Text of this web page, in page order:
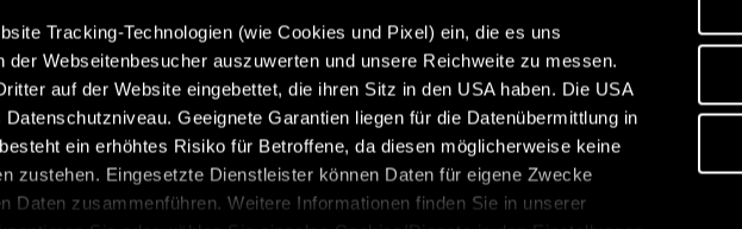
Tracking-Technologien (wie Cookies und Pixel) ein, die es uns
der Webseitenbesucher auszuwerten und unsere Reichweite zu messen.
auf der Website eingebettet, die ihren Sitz in den USA haben. Die USA
Geeignete Garantien liegen für die Datenübermittlung in
ein erhöhtes Risiko für Betroffene, da diesen möglicherweise keine
zustehen. Eingesetzte Dienstleister können Daten für eigene Zwecke
Daten zusammenführen. Weitere Informationen finden Sie in unserer
En savoir plus sur les pièces et accessoires
d'origine Hymer :
/be/fr/services/accessoires-dorigine
Caravanes de qualité Premium :
https://www.eriba.com/be/fr